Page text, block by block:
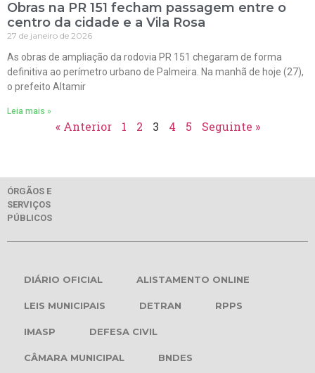
Obras na PR 151 fecham passagem entre o
centro da cidade e a Vila Rosa
27 de janeiro de 2026
As obras de ampliação da rodovia PR 151 chegaram de forma
definitiva ao perímetro urbano de Palmeira. Na manhã de hoje (27),
o prefeito Altamir
Leia mais »
« Anterior 1 2 3 4 5 Seguinte »
ÓRGÃOS E
SERVIÇOS
PÚBLICOS
DIÁRIO OFICIAL ALISTAMENTO ONLINE
LEIS MUNICIPAIS DETRAN RPPS
IMASP DEFESA CIVIL
CÂMARA MUNICIPAL BNDES